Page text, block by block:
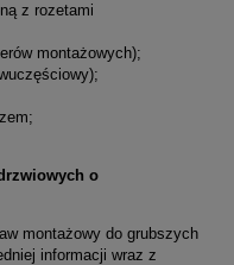
z rozetami
montażowych);
o
montażowy do grubszych
informacji wraz z